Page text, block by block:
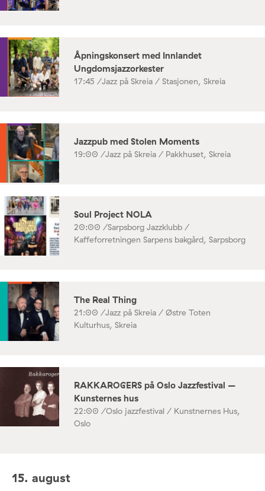
Åpningskonsert med Innlandet
Ungdomsjazzorkester
17:45 /Jazz på Skreia / Stasjonen, Skreia
Jazzpub med Stolen Moments
19:00 /Jazz på Skreia / Pakkhuset, Skreia
Soul Project NOLA
20:00 /Sarpsborg Jazzklubb /
Kaffeforretningen Sarpens bakgård, Sarpsborg
The Real Thing
21:00 /Jazz på Skreia / Østre Toten
Kulturhus, Skreia
RAKKAROGERS på Oslo Jazzfestival –
Kunsternes hus
22:00 /Oslo jazzfestival / Kunstnernes Hus,
Oslo
15. august